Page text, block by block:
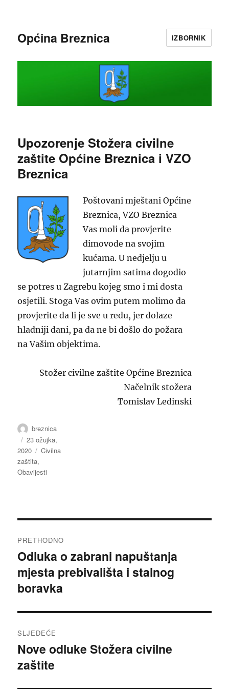
Općina Breznica IZBORNIK
Upozorenje Stožera civilne
zaštite Općine Breznica i VZO
Breznica
Poštovani mještani Općine
Breznica, VZO Breznica
Vas moli da provjerite
dimovode na svojim
kućama. U nedjelju u
jutarnjim satima dogodio
se potres u Zagrebu kojeg smo i mi dosta
osjetili. Stoga Vas ovim putem molimo da
provjerite da li je sve u redu, jer dolaze
hladniji dani, pa da ne bi došlo do požara
na Vašim objektima.
Stožer civilne zaštite Općine Breznica
Načelnik stožera
Tomislav Ledinski
Autor
breznica
Objavljeno
dana
23 ožujka,
2020
Kategorije
Civilna
zaštita,
Obavijesti
objava
PRETHODNO
Prethodna
objava:
Odluka o zabrani napuštanja
mjesta prebivališta i stalnog
boravka
SLJEDEĆE
Sljedeća
objava:
Nove odluke Stožera civilne
zaštite